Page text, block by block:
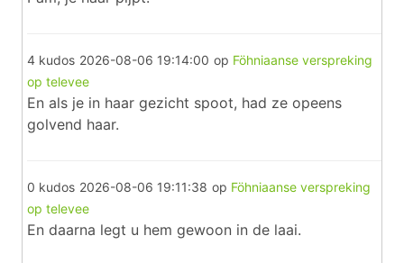
4 kudos 2026-08-06 19:14:00 op Föhniaanse verspreking
op televee
En als je in haar gezicht spoot, had ze opeens
golvend haar.
0 kudos 2026-08-06 19:11:38 op Föhniaanse verspreking
op televee
En daarna legt u hem gewoon in de laai.